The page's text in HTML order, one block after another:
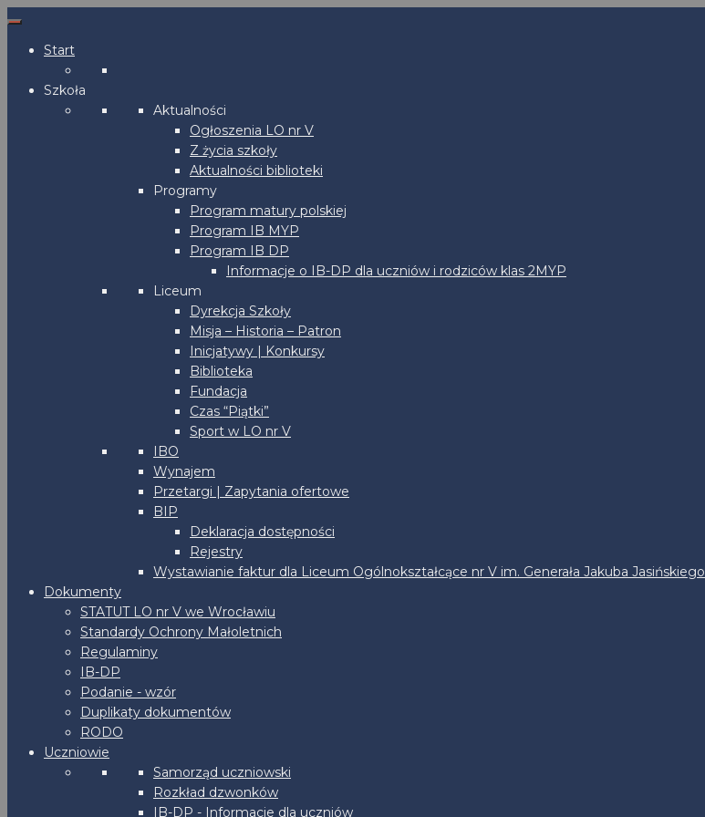
Start
Szkoła
Aktualności
Ogłoszenia LO nr V
Z życia szkoły
Aktualności biblioteki
Programy
Program matury polskiej
Program IB MYP
Program IB DP
Informacje o IB-DP dla uczniów i rodziców klas 2MYP
Liceum
Dyrekcja Szkoły
Misja – Historia – Patron
Inicjatywy | Konkursy
Biblioteka
Fundacja
Czas “Piątki”
Sport w LO nr V
IBO
Wynajem
Przetargi | Zapytania ofertowe
BIP
Deklaracja dostępności
Rejestry
Wystawianie faktur dla Liceum Ogólnokształcące nr V im. Generała Jakuba Jasińskiego
Dokumenty
STATUT LO nr V we Wrocławiu
Standardy Ochrony Małoletnich
Regulaminy
IB-DP
Podanie - wzór
Duplikaty dokumentów
RODO
Uczniowie
Samorząd uczniowski
Rozkład dzwonków
IB-DP - Informacje dla uczniów